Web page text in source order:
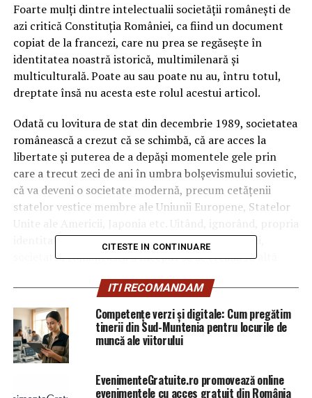
Foarte mulți dintre intelectualii societății românești de
azi critică Constituția României, ca fiind un document
copiat de la francezi, care nu prea se regăsește în
identitatea noastră istorică, multimilenară și
multiculturală. Poate au sau poate nu au, întru totul,
dreptate însă nu acesta este rolul acestui articol.
Odată cu lovitura de stat din decembrie 1989, societatea
românească a crezut că se schimbă, că are acces la
libertate și puterea de a depăși momentele gele prin
care a trecut zeci de ani în umbra bolșevismului sovietic,
că va deveni o societate modernă, precum cetățenii
statelor vestice membre ale Uniunii Europene, Statelor
identitate și potențialul cultural, bogățiile solului,
societatea românească a început să se creadă „o altă
Astfel, societatea românească a omis că instituțiile
statului român sunt demodate, cu indivizi ce și-au
păstrat aceleași mentalități învechite, instituții în care
„p’afară e vopsit gardul iar înăuntrul e leopardul”.
O astfel de instituție este Ministerul Afacerilor Interne
CITESTE IN CONTINUARE
ITI RECOMANDAM
Competențe verzi și digitale: Cum pregătim
tinerii din Sud-Muntenia pentru locurile de
muncă ale viitorului
EvenimenteGratuite.ro promovează online
evenimentele cu acces gratuit din România